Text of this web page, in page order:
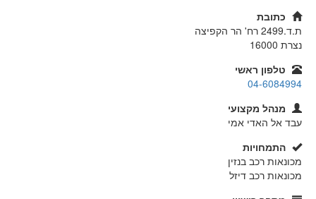
כתובת
ת.ד.2499 רח' הר הקפיצה
נצרת 16000
טלפון ראשי
04-6084994
מנהל מקצועי
עבד אל האדי אמי
התמחויות
מכונאות רכב בנזין
מכונאות רכב דיזל